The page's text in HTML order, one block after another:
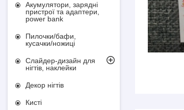
Акумулятори, зарядні
пристрої та адаптери,
power bank
Пилочки/бафи,
кусачки/ножиці
Слайдер-дизайн для
нігтів, наклейки
Декор нігтів
Кисті